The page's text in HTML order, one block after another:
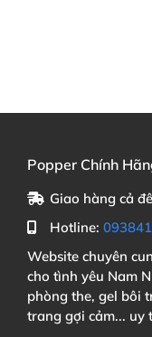
Popper Chính
Giao hàng cả
Hotline:
Website chuyên
cho tình yêu Nam
phòng the, gel bôi
trang gợi cảm... uy